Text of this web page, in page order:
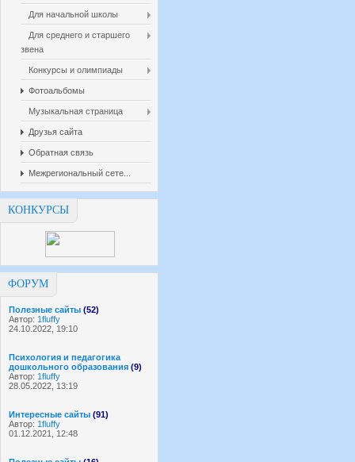
Для начальной школы
Для среднего и старшего
звена
Конкурсы и олимпиады
Фотоальбомы
Музыкальная страница
Друзья сайта
Обратная связь
Межрегиональный сете...
КОНКУРСЫ
ФОРУМ
Полезные сайты (52)
Автор: 1fluffy
24.10.2022, 19:10
Психология и педагогика
дошкольного образования (9)
Автор: 1fluffy
28.05.2022, 13:19
Интересные сайты (91)
Автор: 1fluffy
01.12.2021, 12:48